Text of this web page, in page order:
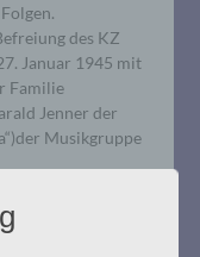
des KZ
Januar 1945 mit
Familie
Jenner der
Musikgruppe